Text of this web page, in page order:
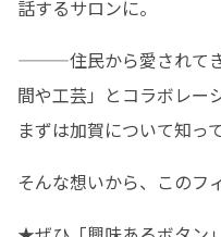
話するサロンに。
———住民から愛されて
間や工芸」とコラボレー
まずは加賀について知っ
そんな想いから、このフ